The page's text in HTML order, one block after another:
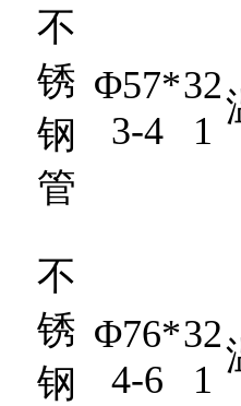
不
锈
钢
管
Φ57*
3-4
32
1
不
锈
钢
Φ76*
4-6
32
1